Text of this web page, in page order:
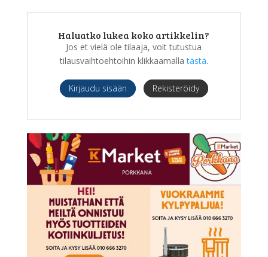
Haluatko lukea koko artikkelin?
Jos et vielä ole tilaaja, voit tutustua
tilausvaihtoehtoihin klikkaamallatästä.
Kirjaudu sisään Rekisteröidy